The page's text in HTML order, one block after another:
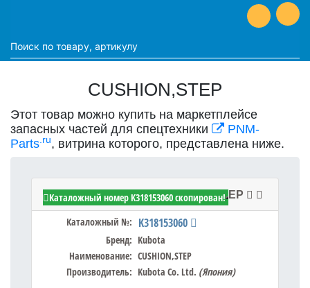
CUSHION,STEP
Этот товар можно купить на маркетплейсе
запасных частей для спецтехники
PNM-
Parts.ru, витрина которого, представлена ниже.
Kubota K318153060 - CUSHION,STEP
Каталожный №: K318153060
Бренд: Kubota
Наименование: CUSHION,STEP
Производитель: Kubota Co. Ltd. (Япония)
Каталожный номер K318153060 скопирован!